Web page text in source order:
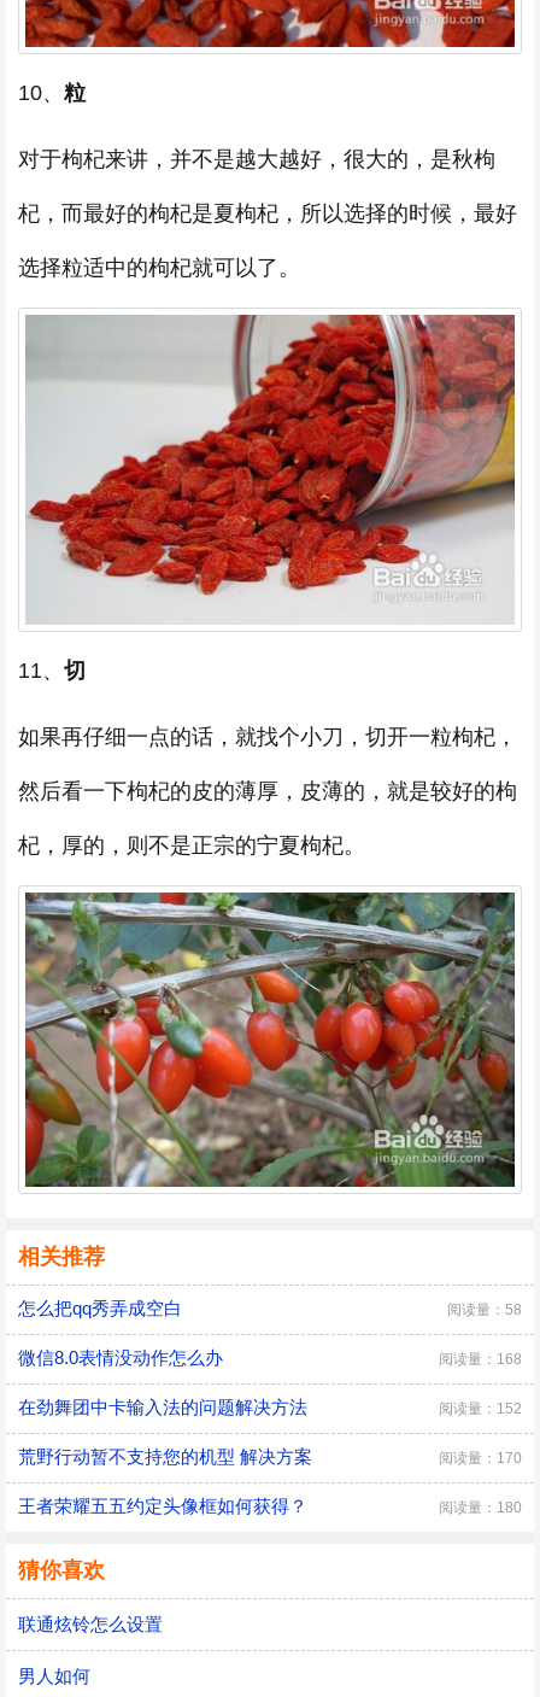
10、 粒
对于枸杞来讲，并不是越大越好，很大的，是秋枸
杞，而最好的枸杞是夏枸杞，所以选择的时候，最好
选择粒适中的枸杞就可以了。
11、 切
如果再仔细一点的话，就找个小刀，切开一粒枸杞，
然后看一下枸杞的皮的薄厚，皮薄的，就是较好的枸
杞，厚的，则不是正宗的宁夏枸杞。
相关推荐
怎么把qq秀弄成空白 阅读量：58
微信8.0表情没动作怎么办 阅读量：168
在劲舞团中卡输入法的问题解决方法 阅读量：152
荒野行动暂不支持您的机型 解决方案 阅读量：170
王者荣耀五五约定头像框如何获得？ 阅读量：180
猜你喜欢
联通炫铃怎么设置
男人如何